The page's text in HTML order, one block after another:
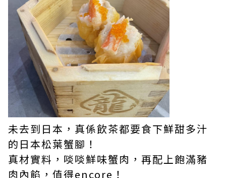
未去到日本，真係飲茶都要食下鮮甜多汁
的日本松葉蟹腳！
真材實料，啖啖鮮味蟹肉，再配上飽滿豬
肉內餡，值得encore！